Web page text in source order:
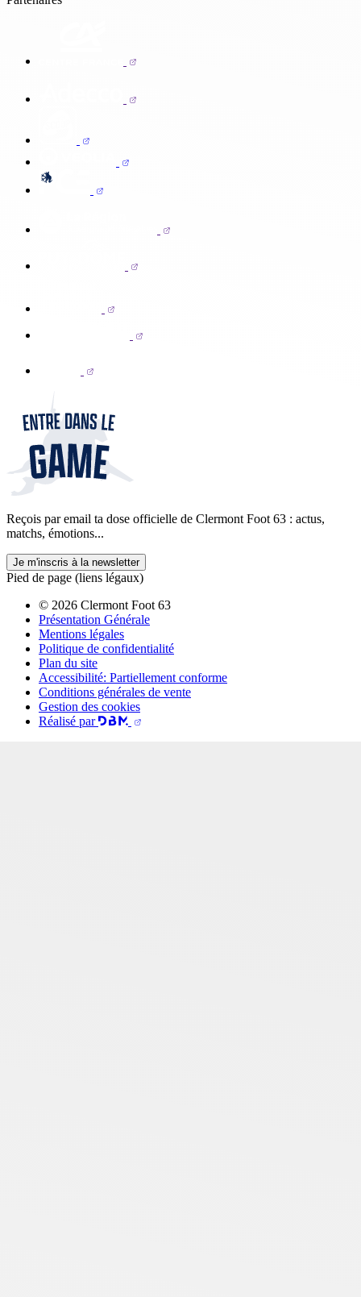
Reçois par email ta dose officielle de Clermont Foot 63 : actus,
matchs, émotions...
Je m'inscris à la newsletter
Pied de page (liens légaux)
© 2026 Clermont Foot 63
Présentation Générale
Mentions légales
Politique de confidentialité
Plan du site
Accessibilité: Partiellement conforme
Conditions générales de vente
Gestion des cookies
Réalisé par